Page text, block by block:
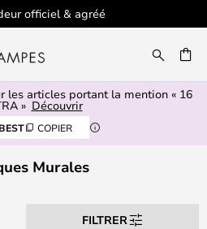
les articles portant la mention « 16
» Découvrir
BEST COPIER
Murales
FILTRER